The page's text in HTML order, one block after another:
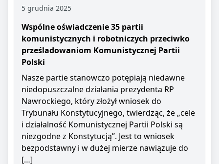
5 grudnia 2025
Wspólne oświadczenie 35 partii
komunistycznych i robotniczych przeciwko
prześladowaniom Komunistycznej Partii
Polski
Nasze partie stanowczo potępiają niedawne
niedopuszczalne działania prezydenta RP
Nawrockiego, który złożył wniosek do
Trybunału Konstytucyjnego, twierdząc, że „cele
i działalność Komunistycznej Partii Polski są
niezgodne z Konstytucją”. Jest to wniosek
bezpodstawny i w dużej mierze nawiązuje do
[…]